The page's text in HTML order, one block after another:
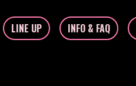
LINE UP INFO & FAQ